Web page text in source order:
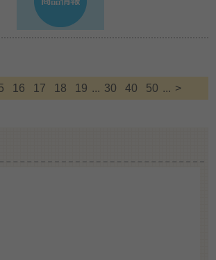
16 17 18 19 ... 30 40 50 ... >